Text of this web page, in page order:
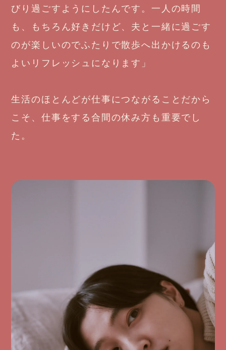
びり過ごすようにしたんです。一人の時間
も、もちろん好きだけど、夫と一緒に過ごす
のが楽しいのでふたりで散歩へ出かけるのも
よいリフレッシュになります」
生活のほとんどが仕事につながることだから
こそ、仕事をする合間の休み方も重要でし
た。